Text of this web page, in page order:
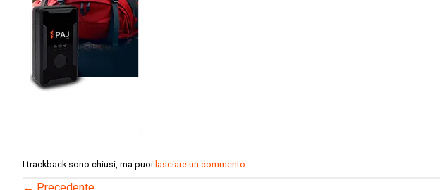
I trackback sono chiusi, ma puoi lasciare un commento
← Precedente